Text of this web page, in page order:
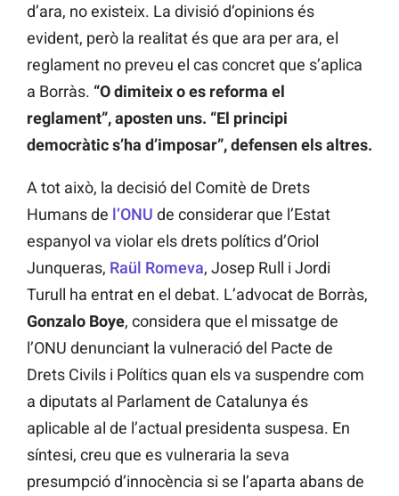
d’ara, no existeix. La divisió d’opinions és
evident, però la realitat és que ara per ara, el
reglament no preveu el cas concret que s’aplica
a Borràs. “O dimiteix o es reforma el
reglament”, aposten uns. “El principi
democràtic s’ha d’imposar”, defensen els altres.
A tot això, la decisió del Comitè de Drets
Humans de l’ONU de considerar que l’Estat
espanyol va violar els drets polítics d’Oriol
Junqueras, Raül Romeva, Josep Rull i Jordi
Turull ha entrat en el debat. L’advocat de Borràs,
Gonzalo Boye, considera que el missatge de
l’ONU denunciant la vulneració del Pacte de
Drets Civils i Polítics quan els va suspendre com
a diputats al Parlament de Catalunya és
aplicable al de l’actual presidenta suspesa. En
síntesi, creu que es vulneraria la seva
presumpció d’innocència si se l’aparta abans de